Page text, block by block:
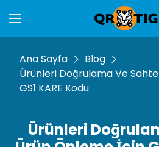
Ana Sayfa
Blog
Ürünleri Doğrulama Ve
GS1 KARE Kodu
Ürünleri